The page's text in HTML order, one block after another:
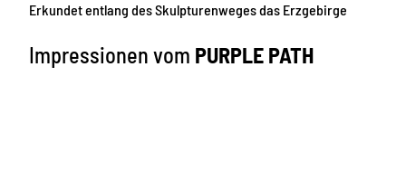
Erkundet entlang des Skulpturenweges das Erzgebirge
Impressionen vom PURPLE PATH